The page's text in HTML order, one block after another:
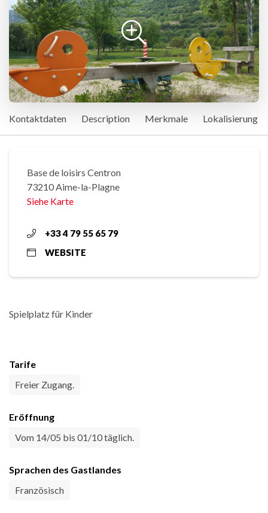
Kontaktdaten Description Merkmale Lokalisierung
Base de loisirs Centron
73210 Aime-la-Plagne
Siehe Karte
+33 4 79 55 65 79
WEBSITE
Spielplatz für Kinder
Tarife
Freier Zugang.
Eröffnung
Vom 14/05 bis 01/10 täglich.
Sprachen des Gastlandes
Französisch